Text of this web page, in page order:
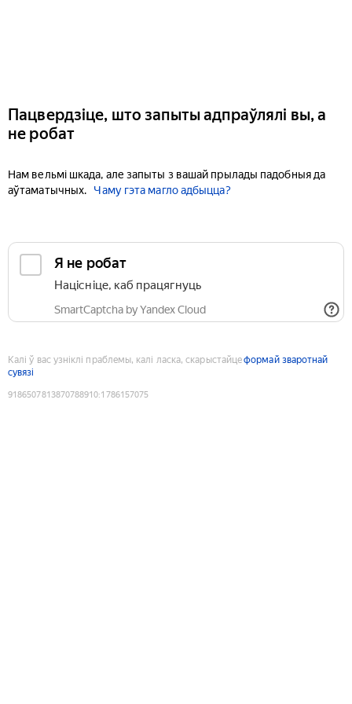
Пацвердзіце, што запыты адпраўлялі вы, а
не робат
Нам вельмі шкада, але запыты з вашай прылады падобныя да
аўтаматычных.
Чаму гэта магло адбыцца?
Я не робат
Націсніце, каб працягнуць
SmartCaptcha by Yandex Cloud
Калі ў вас узніклі праблемы, калі ласка, скарыстайцеформай зваротнай
сувязі
9186507813870788910:1786157075